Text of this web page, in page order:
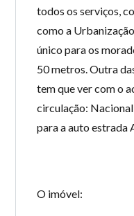
todos os serviços,
como a
único para os
50 metros. Outra
tem que ver com o
circulação:
para a auto estrada
O imóvel: